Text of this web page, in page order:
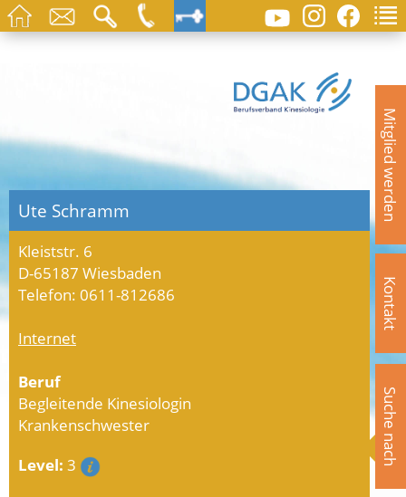
Mitglied werden
Kontakt
Suche nach
Ute Schramm
Kleiststr. 6
D-65187 Wiesbaden
Telefon: 0611-812686
Internet
Beruf
Begleitende Kinesiologin
Krankenschwester
Level: 3